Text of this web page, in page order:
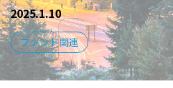
2025.1.10
ファンド関連